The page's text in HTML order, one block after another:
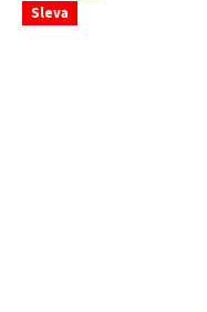
Sleva